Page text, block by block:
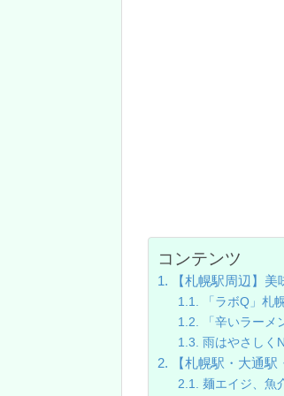
コンテンツ
【札幌駅周辺】
「ラボQ」札
「辛いラー
雨はやさしく
【札幌駅・大通
麺エイジ、魚